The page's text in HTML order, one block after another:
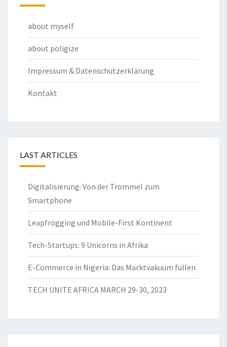
about myself
about poligize
Impressum & Datenschutzerklärung
Kontakt
LAST ARTICLES
Digitalisierung: Von der Trommel zum
Smartphone
Leapfrogging und Mobile-First Kontinent
Tech-Startups: 9 Unicorns in Afrika
E-Commerce in Nigeria: Das Marktvakuum füllen
TECH UNITE AFRICA MARCH 29-30, 2023